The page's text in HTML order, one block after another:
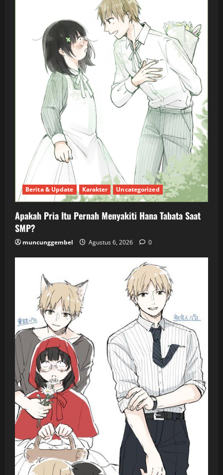
Berita & Update Karakter Uncategorized
Apakah Pria Itu Pernah Menyakiti Hana Tabata Saat
SMP?
muncunggembel Agustus 6, 2026 0